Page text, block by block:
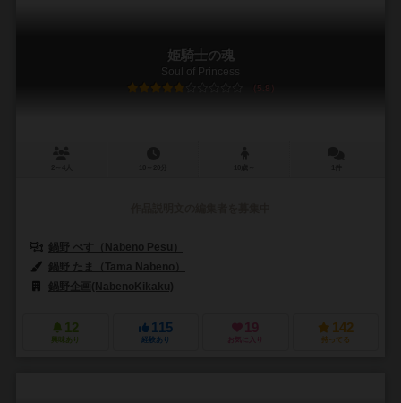
姫騎士の魂
Soul of Princess
5.8
鍋野 ぺす（Nabeno Pesu）
鍋野 たま（Tama Nabeno）
鍋野企画(NabenoKikaku)
12
興味あり
115
経験あり
19
お気に入り
142
持ってる